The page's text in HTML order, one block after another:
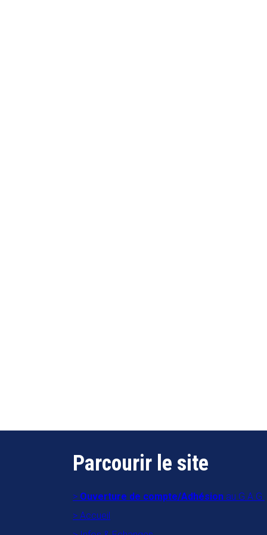
Parcourir le site
Ouverture de compte/Adhésion au G.A.G.
Accueil